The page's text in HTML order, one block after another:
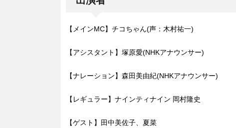
【メインMC】チコちゃん(声：木村祐一)
【アシスタント】塚原愛(NHKアナウンサー)
【ナレーション】森田美由紀(NHKアナウンサー)
【レギュラー】ナインティナイン 岡村隆史
【ゲスト】田中美佐子、夏菜